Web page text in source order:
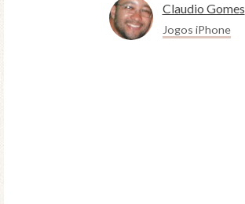
Claudio Gomes
Jogos iPhone